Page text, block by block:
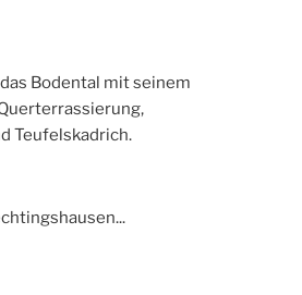
Bodental mit seinem
Teufelskadrich.